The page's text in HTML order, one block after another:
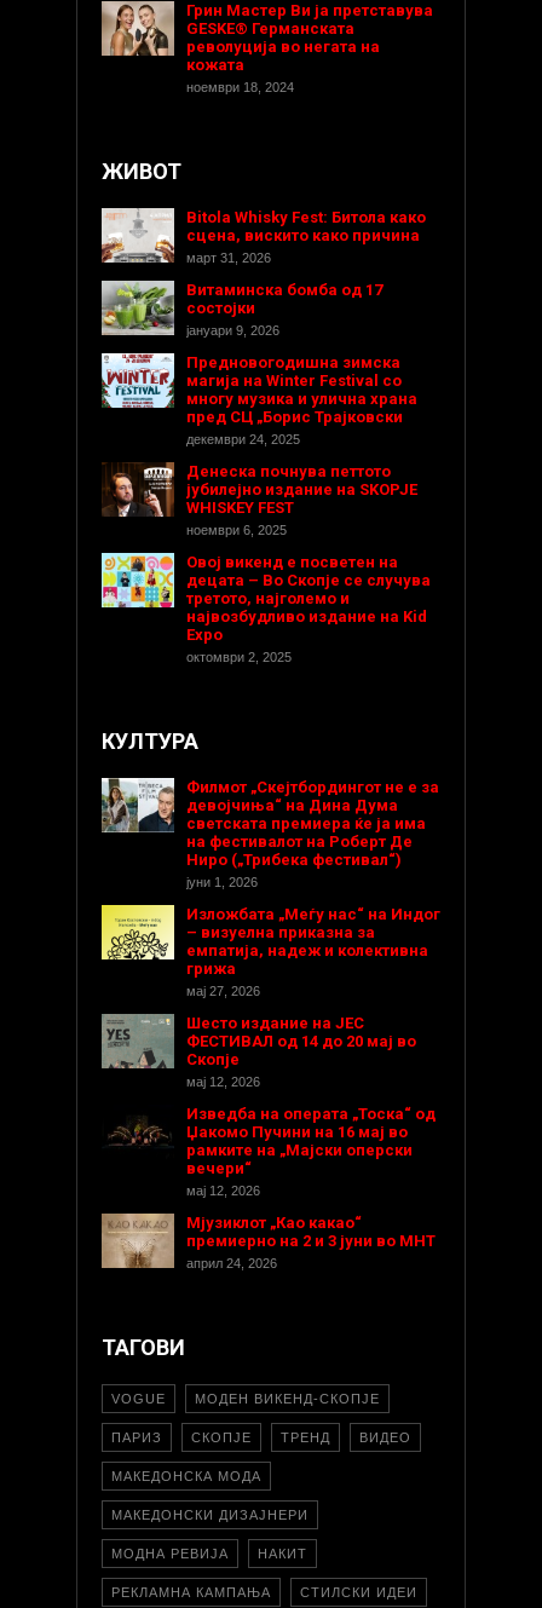
Грин Мастер Ви ја претставува
GESKE® Германската
револуција во негата на
кожата
ноември 18, 2024
ЖИВОТ
Bitola Whisky Fest: Битола како
сцена, вискито како причина
март 31, 2026
Витаминска бомба од 17
состојки
јануари 9, 2026
Предновогодишнa зимска
магија на Winter Festival со
многу музика и улична храна
пред СЦ „Борис Трајковски
декември 24, 2025
Денеска почнува петтото
јубилејно издание на SKOPJE
WHISKEY FEST
ноември 6, 2025
Овој викенд е посветен на
децата – Во Скопје се случува
третото, најголемо и
највозбудливо издание на Kid
Expo
октомври 2, 2025
КУЛТУРА
Филмот „Скејтбордингот не е за
девојчиња“ на Дина Дума
светската премиера ќе ја има
на фестивалот на Роберт Де
Ниро („Трибека фестивал“)
јуни 1, 2026
Изложбата „Меѓу нас“ на Индог
– визуелна приказна за
емпатија, надеж и колективна
грижа
мај 27, 2026
Шесто издание на ЈЕС
ФЕСТИВАЛ од 14 до 20 мај во
Скопје
мај 12, 2026
Изведба на операта „Тоска“ од
Џакомо Пучини на 16 мај во
рамките на „Мајски оперски
вечери“
мај 12, 2026
Мјузиклот „Као какао“
премиерно на 2 и 3 јуни во МНТ
април 24, 2026
ТАГОВИ
VOGUE МОДЕН ВИКЕНД-СКОПЈЕ
ПАРИЗ СКОПЈЕ ТРЕНД ВИДЕО
МАКЕДОНСКА МОДА
МАКЕДОНСКИ ДИЗАЈНЕРИ
МОДНА РЕВИЈА НАКИТ
РЕКЛАМНА КАМПАЊА СТИЛСКИ ИДЕИ